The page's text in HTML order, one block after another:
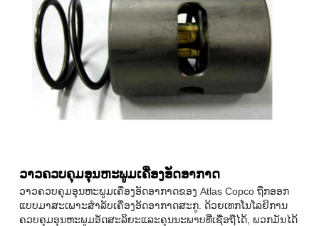
ວາວຄວບຄຸມອຸນຫະພູມເຄື່ອງອັດອາກາດ
ວາວຄວບຄຸມອຸນຫະພູມເຄື່ອງອັດອາກາດຂອງ Atlas Copco ຖືກອອກ
ແບບມາສະເພາະສໍາລັບເຄື່ອງອັດອາກາດສະກູ. ດ້ວຍເທກໂນໂລຍີການ
ຄວບຄຸມອຸນຫະພູມອັດສະລິຍະແລະຄຸນນະພາບທີ່ເຊື່ອຖືໄດ້, ພວກມັນໄດ້